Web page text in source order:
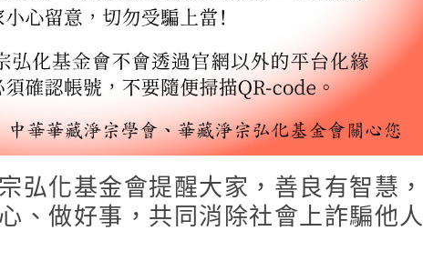
化基金會提醒大家，善良有智慧，
、做好事，共同消除社會上詐騙他人